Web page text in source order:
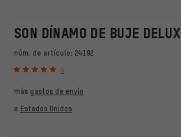
SON DÍNAMO DE BUJE DELUX
núm. de artículo: 24192
5
más gastos de envío
a Estados Unidos